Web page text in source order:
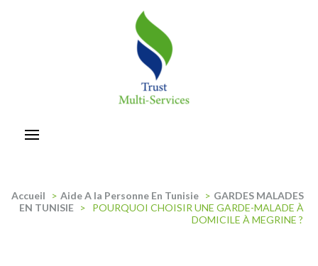
Accueil > Aide A la Personne En Tunisie > GARDES MALADES
EN TUNISIE >
POURQUOI CHOISIR UNE GARDE-MALADE À
DOMICILE À MEGRINE ?